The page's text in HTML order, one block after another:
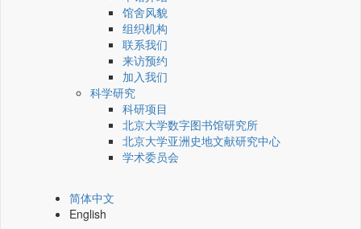
馆舍风貌
组织机构
联系我们
来访预约
加入我们
科学研究
科研项目
北京大学数字图书馆研究所
北京大学亚洲史地文献研究中心
学术委员会
简体中文
English